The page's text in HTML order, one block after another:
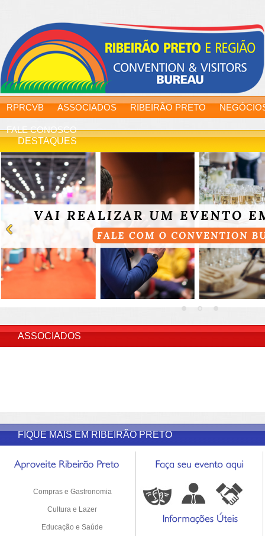
RPRCVB ASSOCIADOS RIBEIRÃO PRETO
FALE CONOSCO
DESTAQUES
ASSOCIADOS
FIQUE MAIS EM RIBEIRÃO PRETO
Compras e Gastronomia
Cultura e Lazer
Educação e Saúde